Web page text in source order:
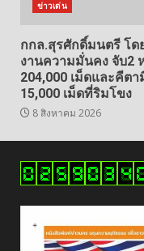
ข่าวเด่น
กกล.สุรศักดิ์มนตรี โด
งานความมั่นคง จับ2
204,000 เม็ดและคีต
15,000 เม็ดที่ริมโขง
8 สิงหาคม 2026